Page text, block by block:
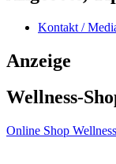
Kontakt /
Anzeige
Wellness-
Online Shop